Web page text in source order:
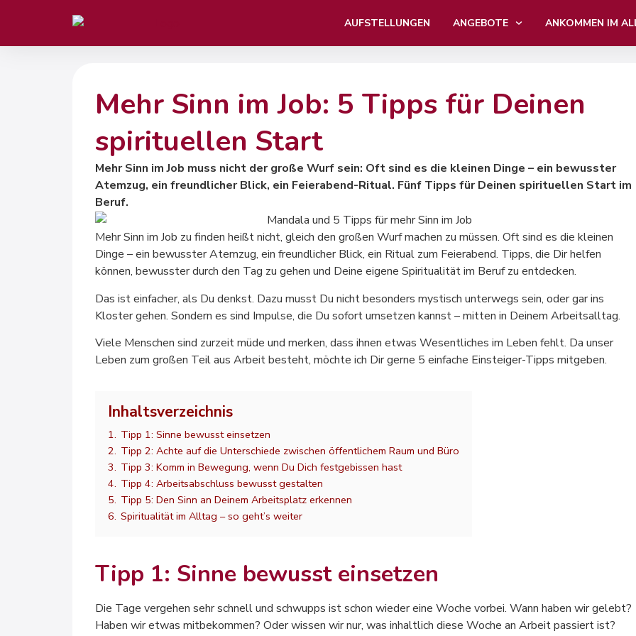
AUFSTELLUNGEN ANGEBOTE ANKOMMEN IM
Mehr Sinn im Job: 5 Tipps für Deinen
spirituellen Start
Mehr Sinn im Job muss nicht der große Wurf sein: Oft sind es die kleinen Dinge – ein bewusster
Atemzug, ein freundlicher Blick, ein Feierabend-Ritual. Fünf Tipps für Deinen spirituellen Start im
Beruf.
Mehr Sinn im Job zu finden heißt nicht, gleich den großen Wurf machen zu müssen. Oft sind es die kleinen
Dinge – ein bewusster Atemzug, ein freundlicher Blick, ein Ritual zum Feierabend. Tipps, die Dir helfen
können, bewusster durch den Tag zu gehen und Deine eigene Spiritualität im Beruf zu entdecken.
Das ist einfacher, als Du denkst. Dazu musst Du nicht besonders mystisch unterwegs sein, oder gar ins
Kloster gehen. Sondern es sind Impulse, die Du sofort umsetzen kannst – mitten in Deinem Arbeitsalltag.
Viele Menschen sind zurzeit müde und merken, dass ihnen etwas Wesentliches im Leben fehlt. Da unser
Leben zum großen Teil aus Arbeit besteht, möchte ich Dir gerne 5 einfache Einsteiger-Tipps mitgeben.
Inhaltsverzeichnis
1. Tipp 1: Sinne bewusst einsetzen
2. Tipp 2: Achte auf die Unterschiede zwischen öffentlichem Raum und Büro
3. Tipp 3: Komm in Bewegung, wenn Du Dich festgebissen hast
4. Tipp 4: Arbeitsabschluss bewusst gestalten
5. Tipp 5: Den Sinn an Deinem Arbeitsplatz erkennen
6. Spiritualität im Alltag – so geht’s weiter
Tipp 1: Sinne bewusst einsetzen
Die Tage vergehen sehr schnell und schwupps ist schon wieder eine Woche vorbei. Wann haben wir gelebt?
Haben wir etwas mitbekommen? Oder wissen wir nur, was inhaltlich diese Woche an Arbeit passiert ist?